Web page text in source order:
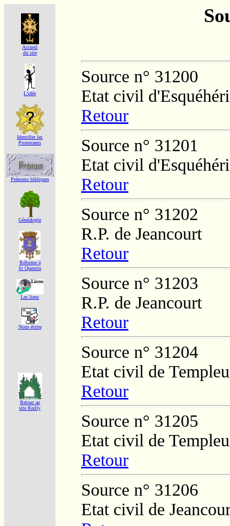
Accueil
du site
L'idée
Identifier les
Protestants
Prénoms bibliques
Généalogie
Réforme á
St Quentin
Les liens
Nous écrire
Retour au
site Rœlly
Source n° 31200
Etat civil
Retour
Source n° 31201
Etat civil
Retour
Source n° 31202
R.P. de Jeancourt
Retour
Source n° 31203
R.P. de Jeancourt
Retour
Source n° 31204
Etat civil de
Retour
Source n° 31205
Etat civil de
Retour
Source n° 31206
Etat civil de